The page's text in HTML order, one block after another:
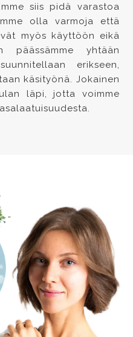
siis pidä varastoa
olla varmoja että
myös käyttöön eikä
päässämme yhtään
erikseen,
käsityönä. Jokainen
läpi, jotta voimme